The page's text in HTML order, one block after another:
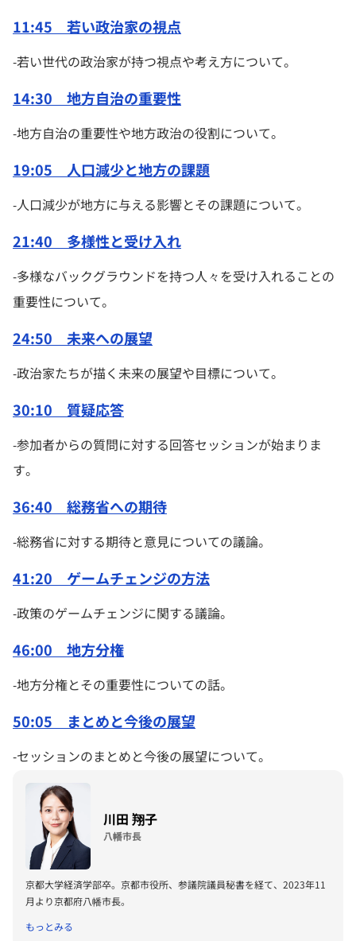
11:45 若い政治家の視点
-若い世代の政治家が持つ視点や考え方について。
14:30 地方自治の重要性
-地方自治の重要性や地方政治の役割について。
19:05 人口減少と地方の課題
-人口減少が地方に与える影響とその課題について。
21:40 多様性と受け入れ
-多様なバックグラウンドを持つ人々を受け入れることの
重要性について。
24:50 未来への展望
-政治家たちが描く未来の展望や目標について。
30:10 質疑応答
-参加者からの質問に対する回答セッションが始まりま
す。
36:40 総務省への期待
-総務省に対する期待と意見についての議論。
41:20 ゲームチェンジの方法
-政策のゲームチェンジに関する議論。
46:00 地方分権
-地方分権とその重要性についての話。
50:05 まとめと今後の展望
-セッションのまとめと今後の展望について。
川田 翔子
八幡市長
京都大学経済学部卒。京都市役所、参議院議員秘書を経て、2023年11
月より京都府八幡市長。
もっとみる